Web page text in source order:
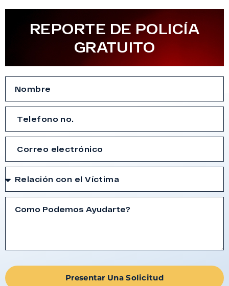
REPORTE DE POLICÍA
GRATUITO
Presentar Una Solicitud